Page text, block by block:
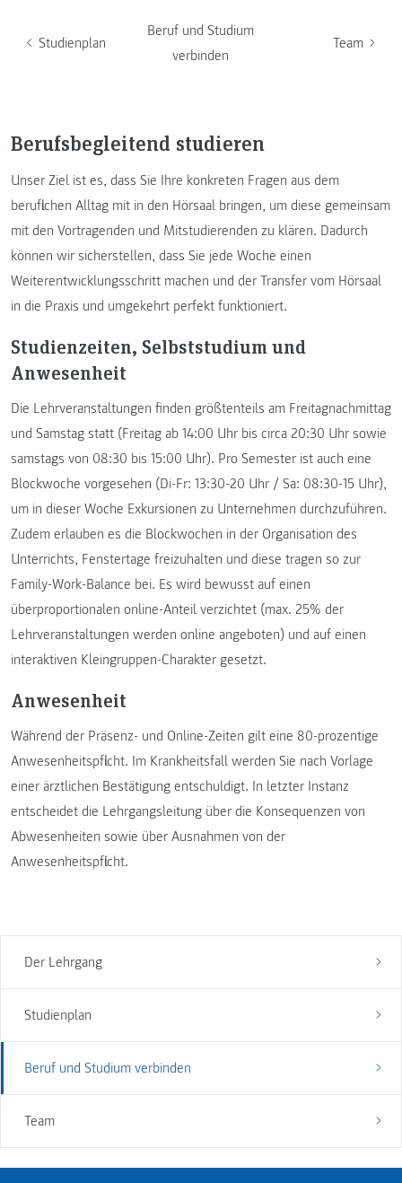
Studienplan
Beruf und Studium
verbinden
Team
Der Lehrgang
Studienplan
Beruf und Studium verbinden
Team
Berufsbegleitend studieren
Unser Ziel ist es, dass Sie Ihre konkreten Fragen aus dem
beruflichen Alltag mit in den Hörsaal bringen, um diese gemeinsam
mit den Vortragenden und Mitstudierenden zu klären. Dadurch
können wir sicherstellen, dass Sie jede Woche einen
Weiterentwicklungsschritt machen und der Transfer vom Hörsaal
in die Praxis und umgekehrt perfekt funktioniert.
Studienzeiten, Selbststudium und
Anwesenheit
Die Lehrveranstaltungen finden größtenteils am Freitagnachmittag
und Samstag statt (Freitag ab 14:00 Uhr bis circa 20:30 Uhr sowie
samstags von 08:30 bis 15:00 Uhr). Pro Semester ist auch eine
Blockwoche vorgesehen (Di-Fr: 13:30-20 Uhr / Sa: 08:30-15 Uhr),
um in dieser Woche Exkursionen zu Unternehmen durchzuführen.
Zudem erlauben es die Blockwochen in der Organisation des
Unterrichts, Fenstertage freizuhalten und diese tragen so zur
Family-Work-Balance bei. Es wird bewusst auf einen
überproportionalen online-Anteil verzichtet (max. 25% der
Lehrveranstaltungen werden online angeboten) und auf einen
interaktiven Kleingruppen-Charakter gesetzt.
Anwesenheit
Während der Präsenz- und Online-Zeiten gilt eine 80-prozentige
Anwesenheitspflicht. Im Krankheitsfall werden Sie nach Vorlage
einer ärztlichen Bestätigung entschuldigt. In letzter Instanz
entscheidet die Lehrgangsleitung über die Konsequenzen von
Abwesenheiten sowie über Ausnahmen von der
Anwesenheitspflicht.